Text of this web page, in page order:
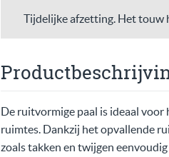
Tijdelijke afzetting. Het touw
De ruitvormige paal is ideaal
ruimtes. Dankzij het opvallende
zoals takken en twijgen